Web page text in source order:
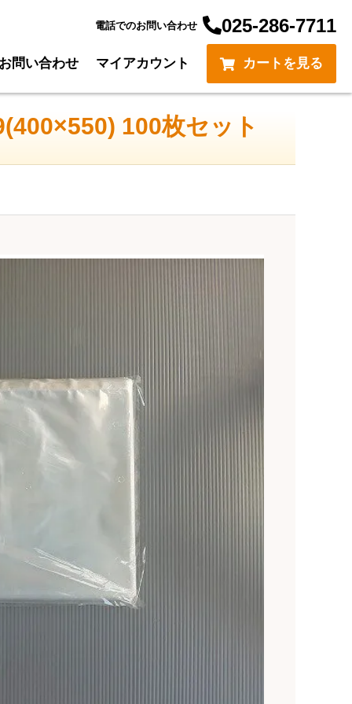
電話でのお問い合わせ 025-286-7711
問い合わせ マイアカウント カートを見る
100枚セット